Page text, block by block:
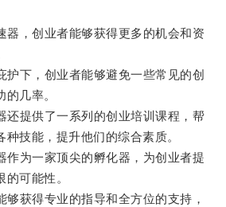
，创业者能够获得更多的机会和资
下，创业者能够避免一些常见的创
几率。
提供了一系列的创业培训课程，帮
技能，提升他们的综合素质。
为一家顶尖的孵化器，为创业者提
可能性。
获得专业的指导和全方位的支持，